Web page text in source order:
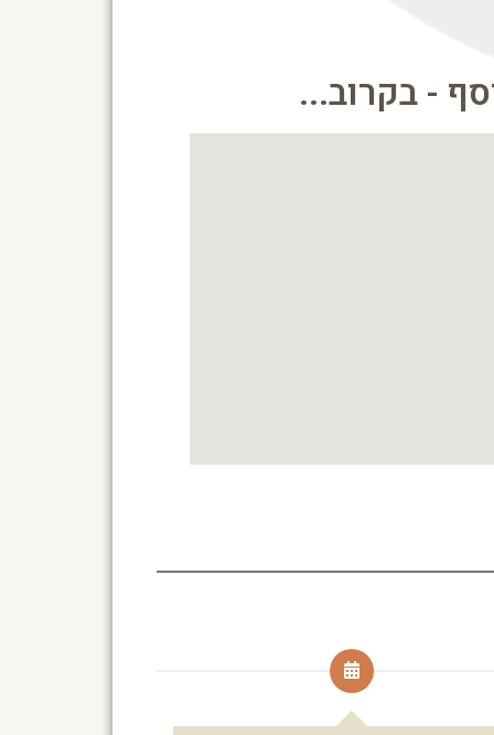
- בקרוב...